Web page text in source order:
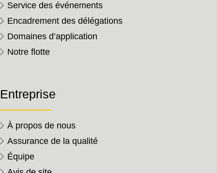
Service des événements
Encadrement des délégations
Domaines d’application
Notre flotte
Entreprise
À propos de nous
Assurance de la qualité
Équipe